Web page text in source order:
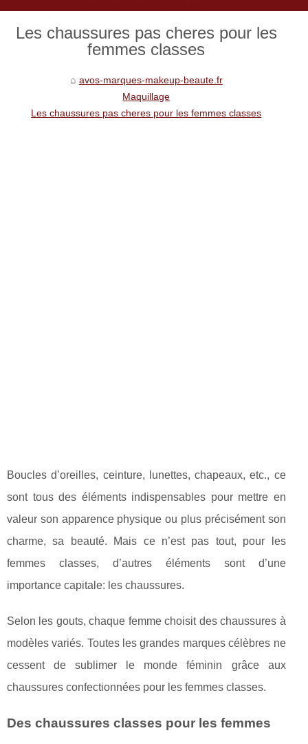
Les chaussures pas cheres pour les
femmes classes
avos-marques-makeup-beaute.fr
Maquillage
Les chaussures pas cheres pour les femmes classes
Boucles d’oreilles, ceinture, lunettes, chapeaux, etc., ce
sont tous des éléments indispensables pour mettre en
valeur son apparence physique ou plus précisément son
charme, sa beauté. Mais ce n’est pas tout, pour les
femmes classes, d’autres éléments sont d’une
importance capitale: les chaussures.
Selon les gouts, chaque femme choisit des chaussures à
modèles variés. Toutes les grandes marques célèbres ne
cessent de sublimer le monde féminin grâce aux
chaussures confectionnées pour les femmes classes.
Des chaussures classes pour les femmes